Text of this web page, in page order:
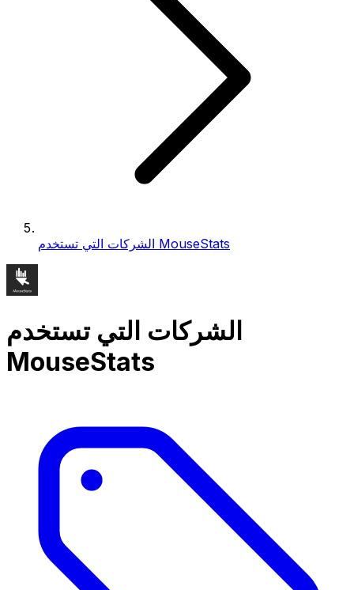
الشركات التي تستخدم MouseStats
الشركات التي تستخدم
MouseStats